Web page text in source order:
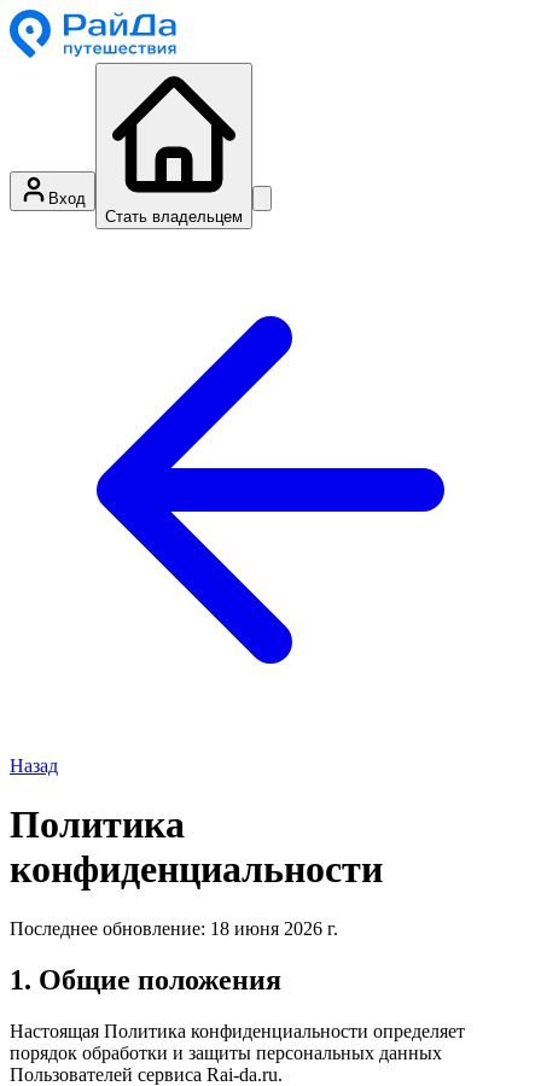
Вход
Стать владельцем
Назад
Политика
конфиденциальности
Последнее обновление: 18 июня 2026 г.
1. Общие положения
Настоящая Политика конфиденциальности определяет
порядок обработки и защиты персональных данных
Пользователей сервиса Rai-da.ru.